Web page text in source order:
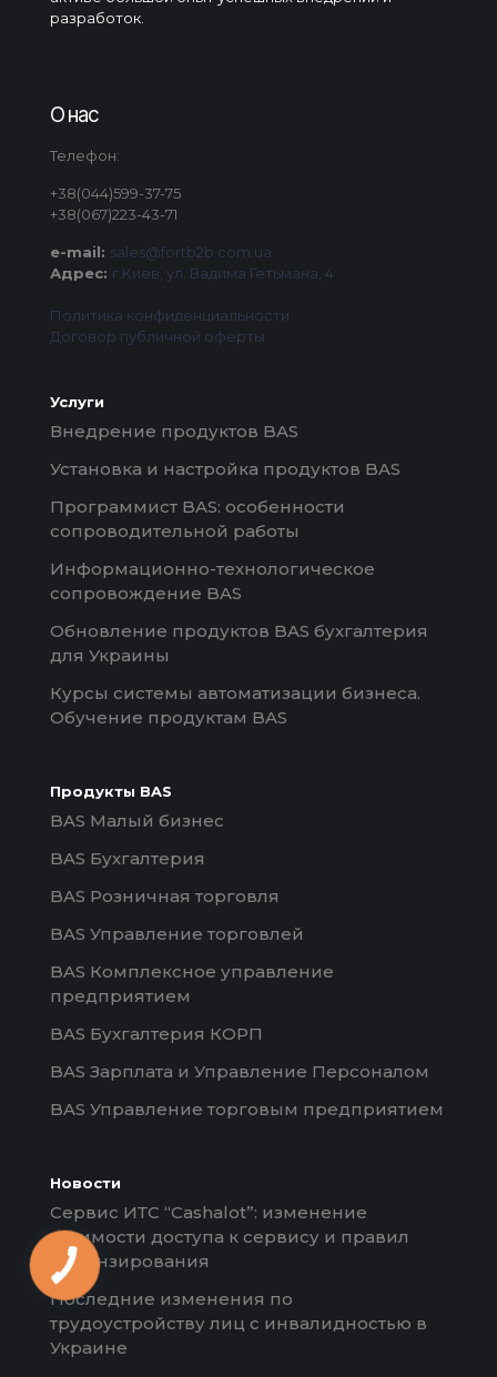
разработок.
О нас
Телефон:
+38(044)599-37-75
+38(067)223-43-71
e-mail: sales@fortb2b.com.ua
Адрес: г.Киев, ул. Вадима Гетьмана, 4
Политика конфиденциальности
Договор публичной оферты
Услуги
Внедрение продуктов BAS
Установка и настройка продуктов BAS
Программист BAS: особенности
сопроводительной работы
Информационно-технологическое
сопровождение BAS
Обновление продуктов BAS бухгалтерия
для Украины
Курсы системы автоматизации бизнеса.
Обучение продуктам BAS
Продукты BAS
BAS Малый бизнес
BAS Бухгалтерия
BAS Розничная торговля
BAS Управление торговлей
BAS Комплексное управление
предприятием
BAS Бухгалтерия КОРП
BAS Зарплата и Управление Персоналом
BAS Управление торговым предприятием
Новости
Сервис ИТС “Cashalot”: изменение
стоимости доступа к сервису и правил
лицензирования
Последние изменения по
трудоустройству лиц с инвалидностью в
Украине